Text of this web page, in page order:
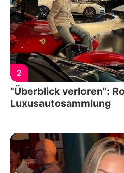
2
"Überblick verloren":
Luxusautosammlung